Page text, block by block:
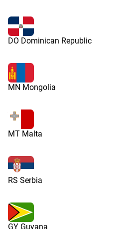
DO Dominican Republic
MN Mongolia
MT Malta
RS Serbia
GY Guyana